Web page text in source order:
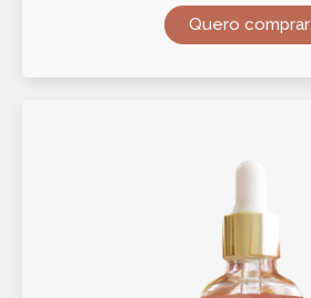
Quero comprar